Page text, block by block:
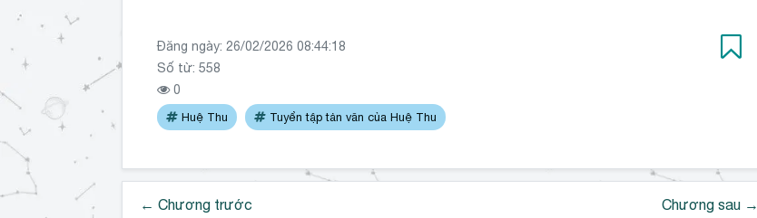
Đăng ngày:26/02/2026 08:44:18
Số từ: 558
0
Huệ Thu Tuyển tập tản văn của Huệ Thu
← Chương trước Chương sau →